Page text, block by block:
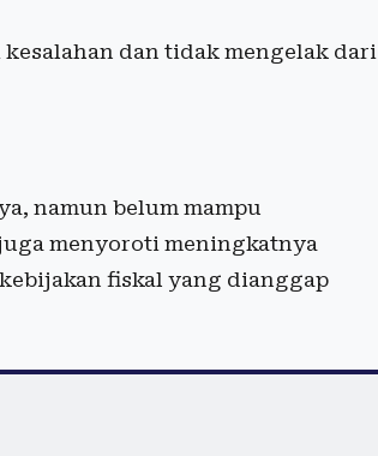
dan tidak mengelak dari
namun belum mampu
menyoroti meningkatnya
fiskal yang dianggap